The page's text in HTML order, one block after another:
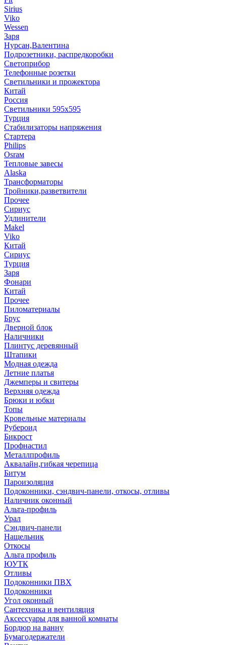
Sirius
Viko
Wessen
Заря
Нурсан,Валентина
Подрозетники, распредкоробки
Светоприбор
Телефонные розетки
Светильники и прожектора
Китай
Россия
Светильники 595х595
Турция
Стабилизаторы напряжения
Стартера
Philips
Оsrам
Тепловые завесы
Alaska
Трансформаторы
Тройники,разветвители
Прочее
Сириус
Удлинители
Makel
Viko
Китай
Сириус
Турция
Заря
Фонари
Китай
Прочее
Пиломатериалы
Брус
Дверной блок
Наличники
Плинтус деревянный
Штапики
Модная одежда
Летние платья
Джемперы и свитеры
Верхняя одежда
Брюки и юбки
Топы
Кровельные материалы
Рубероид
Бикрост
Профнастил
Металлпрофиль
Аквалайн,гибкая черепица
Битум
Пароизоляция
Подоконники, сэндвич-панели, откосы, отливы
Наличник оконный
Альта-профиль
Урал
Сэндвич-панели
Нащельник
Откосы
Альта профиль
ЮУТК
Отливы
Подоконники ПВХ
Подоконники
Угол оконный
Сантехника и вентиляция
Аксессуары для ванной комнаты
Бордюр на ванну
Бумагодержатели